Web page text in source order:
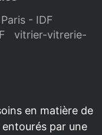
- IDF
vitrier-vitrerie-
en matière de
par une